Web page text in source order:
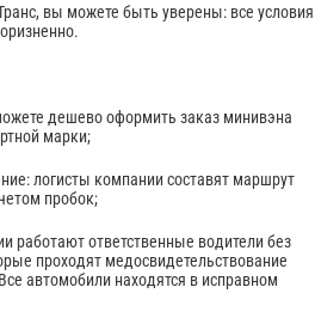
вы можете быть уверены: все условия
дешево оформить заказ минивэна
марки;
логисты компании составят маршрут
пробок;
работают ответственные водители без
проходят медосвидетельствование
автомобили находятся в исправном